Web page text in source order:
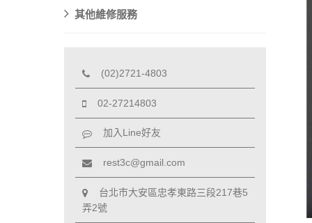
其他維修服務
(02)2721-4803
02-27214803
加入Line好友
rest3c@gmail.com
台北市大安區忠孝東路三段217巷5
弄2號